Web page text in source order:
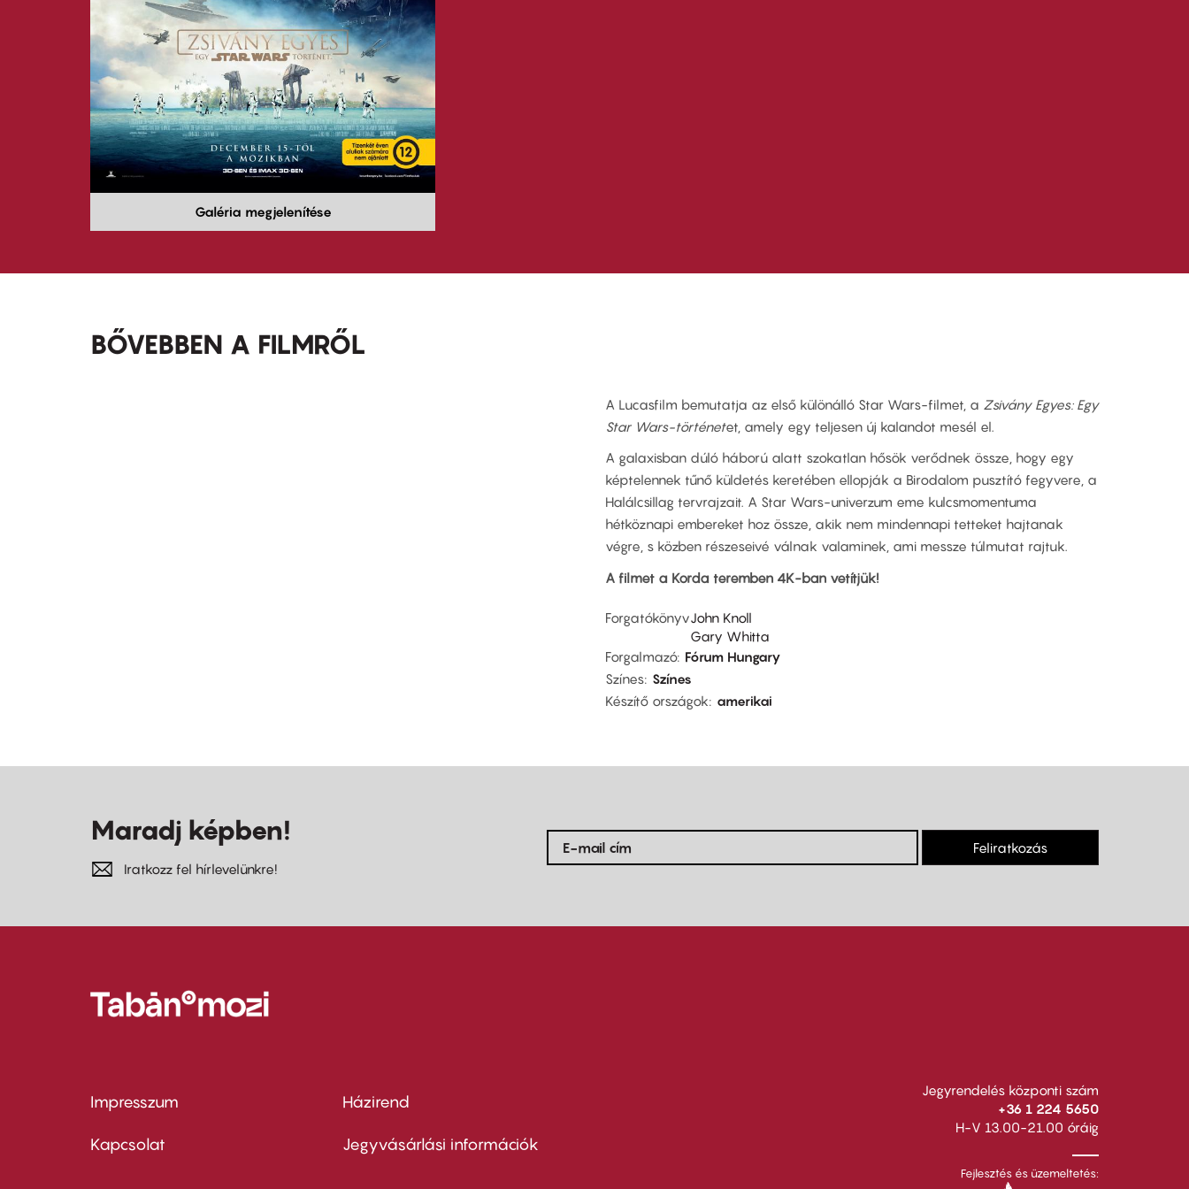
Galéria megjelenítése
BŐVEBBEN A FILMRŐL
A Lucasfilm bemutatja az első különálló Star Wars-filmet, a Zsivány Egyes: Egy
Star Wars-történetet, amely egy teljesen új kalandot mesél el.
A galaxisban dúló háború alatt szokatlan hősök verődnek össze, hogy egy
képtelennek tűnő küldetés keretében ellopják a Birodalom pusztító fegyvere, a
Halálcsillag tervrajzait. A Star Wars-univerzum eme kulcsmomentuma
hétköznapi embereket hoz össze, akik nem mindennapi tetteket hajtanak
végre, s közben részeseivé válnak valaminek, ami messze túlmutat rajtuk.
A filmet a Korda teremben 4K-ban vetítjük!
ForgatókönyvJohn Knoll
Gary Whitta
Forgalmazó Fórum Hungary
Színes Színes
Készítő országok
amerikai
Maradj képben!
Iratkozz fel hírlevelünkre!
Feliratkozás
Footer
menu
Impresszum
Kapcsolat
Footer
menu
Házirend
Jegyvásárlási információk
Jegyrendelés központi szám
+36 1 224 5650
H-V 13.00-21.00 óráig
Fejlesztés és üzemeltetés: